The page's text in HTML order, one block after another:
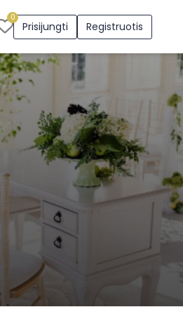
0
Prisijungti Registruotis